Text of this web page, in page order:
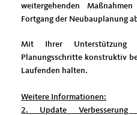
weitergehenden
Fortgang der Neubauplanung
Mit Ihrer
Planungsschritte konstruktiv
Laufenden halten.
Weitere Informationen:
2. Update Verbesserung